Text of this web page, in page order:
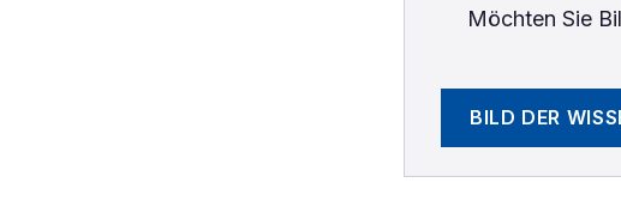
Möchten Sie
BILD DER